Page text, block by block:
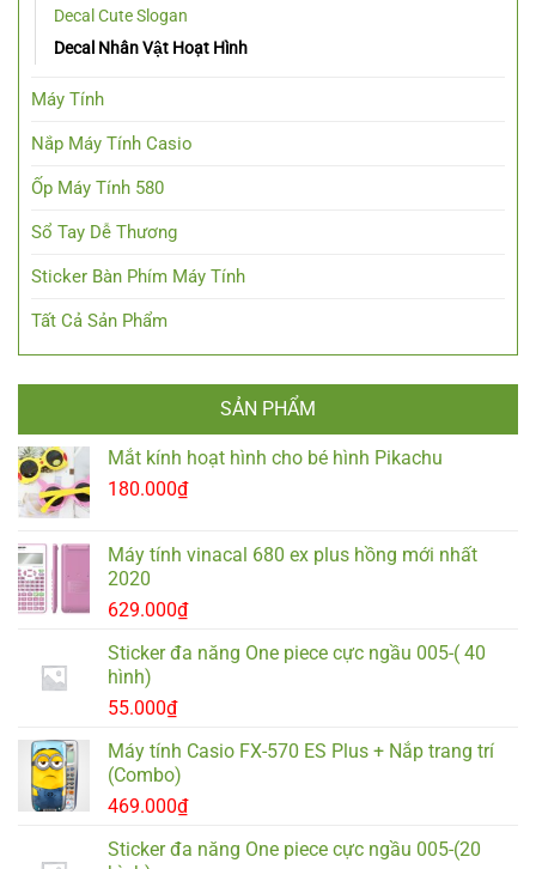
Decal Cute Slogan
Decal Nhân Vật Hoạt Hình
Máy Tính
Nắp Máy Tính Casio
Ốp Máy Tính 580
Sổ Tay Dễ Thương
Sticker Bàn Phím Máy Tính
Tất Cả Sản Phẩm
SẢN PHẨM
Mắt kính hoạt hình cho bé hình Pikachu
180.000₫
Máy tính vinacal 680 ex plus hồng mới nhất
2020
629.000₫
Sticker đa năng One piece cực ngầu 005-( 40
hình)
55.000₫
Máy tính Casio FX-570 ES Plus + Nắp trang trí
(Combo)
469.000₫
Sticker đa năng One piece cực ngầu 005-(20